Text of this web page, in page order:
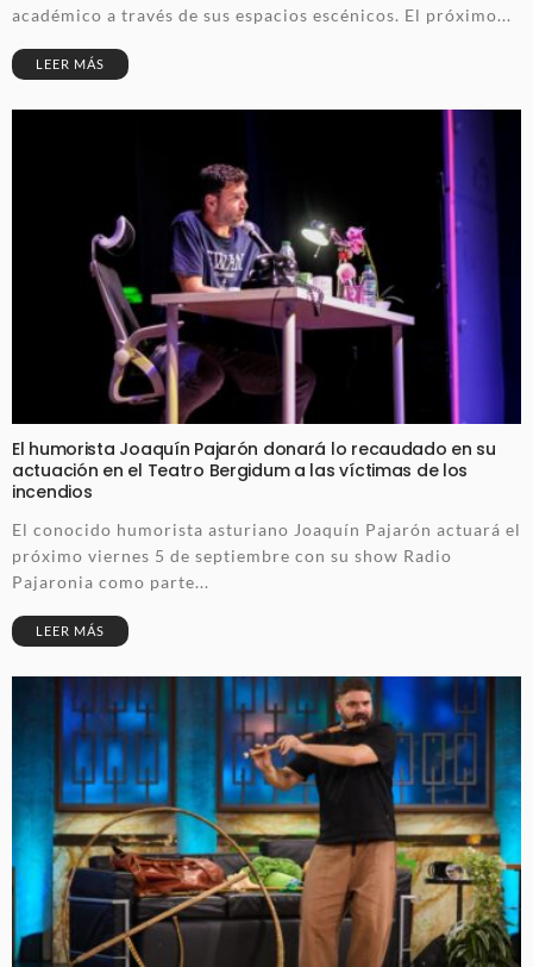
académico a través de sus espacios escénicos. El próximo...
LEER MÁS
El humorista Joaquín Pajarón donará lo recaudado en su
actuación en el Teatro Bergidum a las víctimas de los
incendios
El conocido humorista asturiano Joaquín Pajarón actuará el
próximo viernes 5 de septiembre con su show Radio
Pajaronia como parte...
LEER MÁS